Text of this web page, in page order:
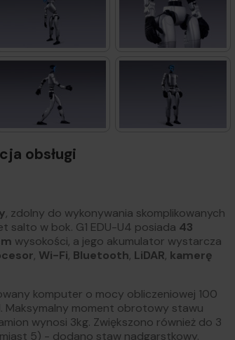
obsługi
, zdolny do wykonywania skomplikowanych
salto w bok. G1 EDU-U4 posiada 43
wysokości, a jego akumulator wystarcza
, Wi-Fi, Bluetooth, LiDAR, kamerę
komputer o mocy obliczeniowej 100
Maksymalny moment obrotowy stawu
wynosi 3kg. Zwiększono również do 3
5) - dodano staw nadgarstkowy.